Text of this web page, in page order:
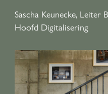
Sascha Keunecke, Leiter
Hoofd Digitalisering